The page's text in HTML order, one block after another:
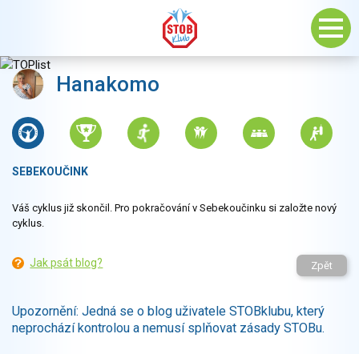
Hanakomo
SEBEKOUČINK
Váš cyklus již skončil. Pro pokračování v Sebekoučinku si založte nový
cyklus.
Jak psát blog? Zpět
Upozornění: Jedná se o blog uživatele STOBklubu, který
neprochází kontrolou a nemusí splňovat zásady STOBu.